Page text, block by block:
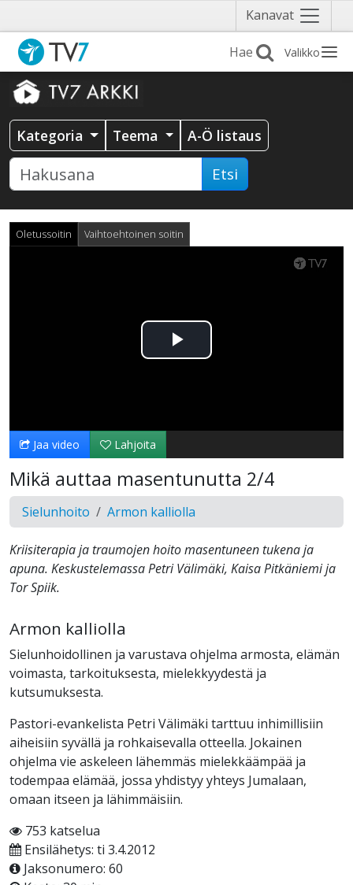
Kanavat Näytä
valikko
Valikko
Kategoria Teema A-Ö listaus
Etsi
Oletussoitin Vaihtoehtoinen soitin
Toista
Jaa video Lahjoita
Mikä auttaa masentunutta 2/4
Sielunhoito Armon kalliolla
Kriisiterapia ja traumojen hoito masentuneen tukena ja
apuna. Keskustelemassa Petri Välimäki, Kaisa Pitkäniemi ja
Tor Spiik.
Armon kalliolla
Sielunhoidollinen ja varustava ohjelma armosta, elämän
voimasta, tarkoituksesta, mielekkyydestä ja
kutsumuksesta.
Pastori-evankelista Petri Välimäki tarttuu inhimillisiin
aiheisiin syvällä ja rohkaisevalla otteella. Jokainen
ohjelma vie askeleen lähemmäs mielekkäämpää ja
todempaa elämää, jossa yhdistyy yhteys Jumalaan,
omaan itseen ja lähimmäisiin.
753 katselua
Ensilähetys: ti 3.4.2012
Jaksonumero: 60